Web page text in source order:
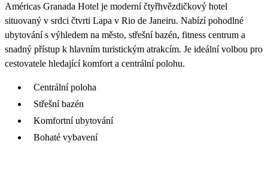
41 489
Américas Granada Hotel je moderní čtyřhvězdičkový hotel
situovaný v srdci čtvrti Lapa v Rio de Janeiru. Nabízí pohodlné
ubytování s výhledem na město, střešní bazén, fitness centrum a
snadný přístup k hlavním turistickým atrakcím. Je ideální volbou pro
cestovatele hledající komfort a centrální polohu.
Centrální poloha
Střešní bazén
Komfortní ubytování
Bohaté vybavení